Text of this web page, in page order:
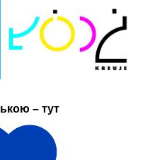
– тут